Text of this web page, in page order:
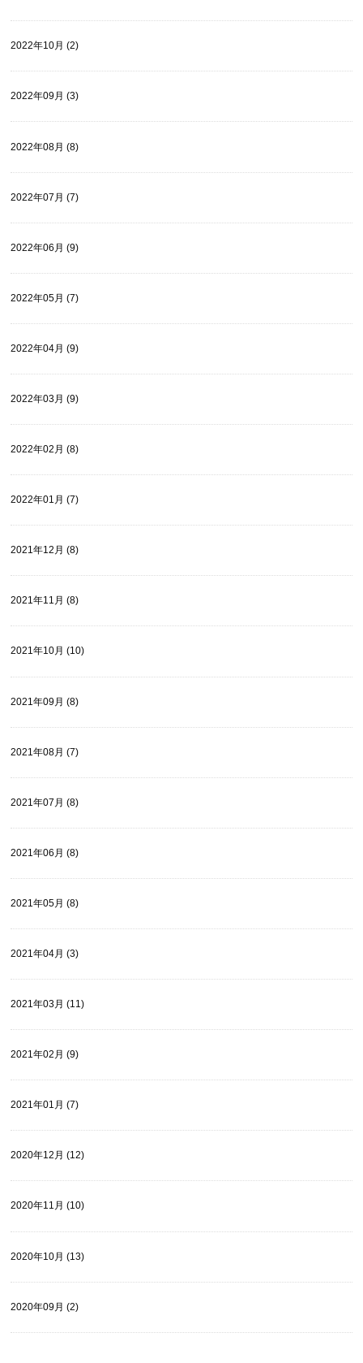
2022年10月 (2)
2022年09月 (3)
2022年08月 (8)
2022年07月 (7)
2022年06月 (9)
2022年05月 (7)
2022年04月 (9)
2022年03月 (9)
2022年02月 (8)
2022年01月 (7)
2021年12月 (8)
2021年11月 (8)
2021年10月 (10)
2021年09月 (8)
2021年08月 (7)
2021年07月 (8)
2021年06月 (8)
2021年05月 (8)
2021年04月 (3)
2021年03月 (11)
2021年02月 (9)
2021年01月 (7)
2020年12月 (12)
2020年11月 (10)
2020年10月 (13)
2020年09月 (2)